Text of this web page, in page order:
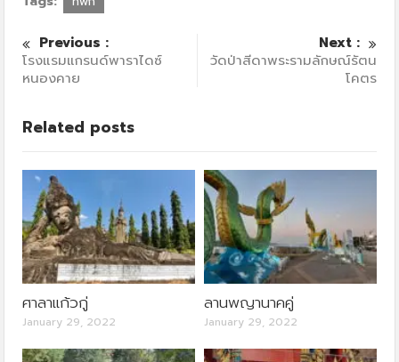
Previous :
โรงแรมแกรนด์พาราไดซ์
หนองคาย
Next :
วัดป่าสีดาพระรามลักษณ์รัตน
โคตร
Related posts
ศาลาแก้วกู่
January 29, 2022
ลานพญานาคคู่
January 29, 2022